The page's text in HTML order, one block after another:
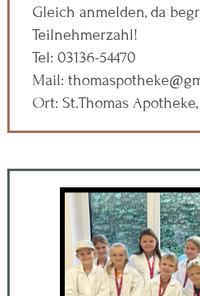
Gleich anmelden, da
Teilnehmerzahl!
Tel: 03136-54470
Mail:
Ort: St.Thomas